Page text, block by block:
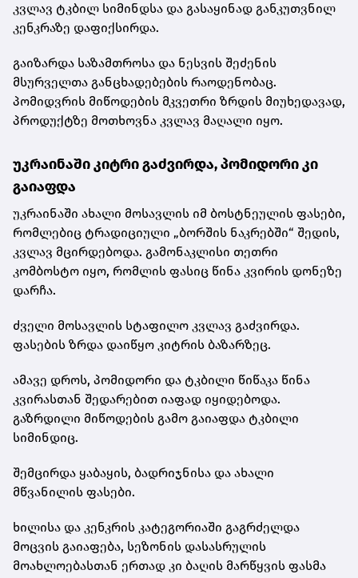
კვლავ ტკბილ სიმინდსა და გასაყინად განკუთვნილ
კენკრაზე დაფიქსირდა.
გაიზარდა საზამთროსა და ნესვის შეძენის
მსურველთა განცხადებების რაოდენობაც.
პომიდვრის მიწოდების მკვეთრი ზრდის მიუხედავად,
პროდუქტზე მოთხოვნა კვლავ მაღალი იყო.
უკრაინაში კიტრი გაძვირდა, პომიდორი კი
გაიაფდა
უკრაინაში ახალი მოსავლის იმ ბოსტნეულის ფასები,
რომლებიც ტრადიციული „ბორშის ნაკრებში“ შედის,
კვლავ მცირდებოდა. გამონაკლისი თეთრი
კომბოსტო იყო, რომლის ფასიც წინა კვირის დონეზე
დარჩა.
ძველი მოსავლის სტაფილო კვლავ გაძვირდა.
ფასების ზრდა დაიწყო კიტრის ბაზარზეც.
ამავე დროს, პომიდორი და ტკბილი წიწაკა წინა
კვირასთან შედარებით იაფად იყიდებოდა.
გაზრდილი მიწოდების გამო გაიაფდა ტკბილი
სიმინდიც.
შემცირდა ყაბაყის, ბადრიჯნისა და ახალი
მწვანილის ფასები.
ხილისა და კენკრის კატეგორიაში გაგრძელდა
მოცვის გაიაფება, სეზონის დასასრულის
მოახლოებასთან ერთად კი ბაღის მარწყვის ფასმა